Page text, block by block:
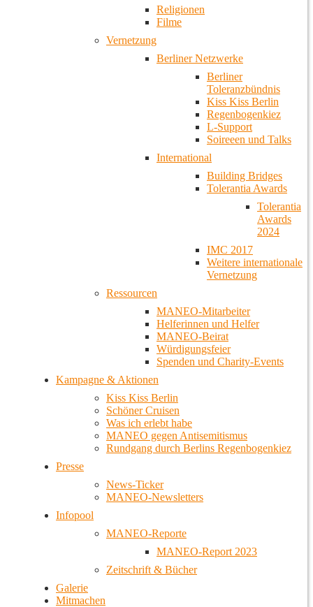
Religionen
Filme
Vernetzung
Berliner Netzwerke
Berliner
Toleranzbündnis
Kiss Kiss Berlin
Regenbogenkiez
L-Support
Soireeen und Talks
International
Building Bridges
Tolerantia Awards
Tolerantia
Awards
2024
IMC 2017
Weitere internationale
Vernetzung
Ressourcen
MANEO-Mitarbeiter
Helferinnen und Helfer
MANEO-Beirat
Würdigungsfeier
Spenden und Charity-Events
Kampagne & Aktionen
Kiss Kiss Berlin
Schöner Cruisen
Was ich erlebt habe
MANEO gegen Antisemitismus
Rundgang durch Berlins Regenbogenkiez
Presse
News-Ticker
MANEO-Newsletters
Infopool
MANEO-Reporte
MANEO-Report 2023
Zeitschrift & Bücher
Galerie
Mitmachen